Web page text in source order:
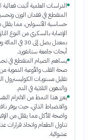
الدراسات العلمية أثبتت فعالية
المتقطع في فقدان الوزن
حساسية الأنسولين، مما
الإصابة بالسكري من النوع
بمعدل يصل إلى 30 في
أبحاث جامعة ستانفورد.
يساهم الصيام المتقطع في
صحة القلب والأوعية الدموية
تقليل مستويات الكوليسترول
والدهون الثلاثية في الدم.
يعزز هذا النمط من الالتزام
والانضباط الذاتي، حيث يوفر
واضحة للأكل مما يقلل من
تناول الطعام واتخاذ قرارات
عشوائية.